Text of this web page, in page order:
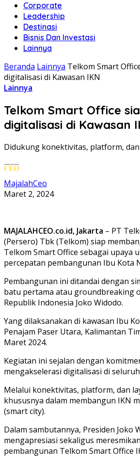
Corporate
Leadership
Destinasi
Bisnis Dan Investasi
Lainnya
Beranda Lainnya Telkom Smart
digitalisasi di Kawasan IKN
Lainnya
Telkom Smart Office
digitalisasi di Kawasan
Didukung konektivitas, platform,
MajalahCeo
Maret 2, 2024
MAJALAHCEO.co.id, Jakarta – PT
(Persero) Tbk (Telkom) siap
Telkom Smart Office sebagai upaya
percepatan pembangunan Ibu Kota
Pembangunan ini ditandai dengan
batu pertama atau groundbreaking
Republik Indonesia Joko Widodo.
Yang dilaksanakan di kawasan Ibu
Penajam Paser Utara, Kalimantan
Maret 2024.
Kegiatan ini sejalan dengan
mengakselerasi digitalisasi di
Melalui konektivitas, platform, dan
khususnya dalam membangun IKN
(smart city).
Dalam sambutannya, Presiden Joko
mengapresiasi sekaligus
pembangunan Telkom Smart Office